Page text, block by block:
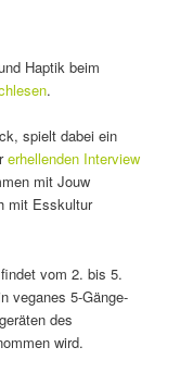
Haptik beim
.
spielt dabei ein
erhellenden Interview
mit Jouw
mit Esskultur
vom 2. bis 5.
veganes 5-Gänge-
des
wird.